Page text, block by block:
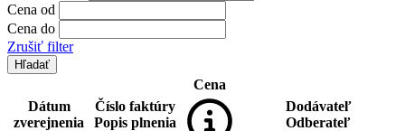
Cena od
Cena do
Zrušiť filter
Dátum
zverejnenia
Číslo faktúry
Popis plnenia
Cena
Dodávateľ
Odberateľ